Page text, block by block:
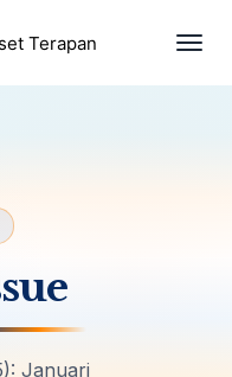
Terapan
Januari